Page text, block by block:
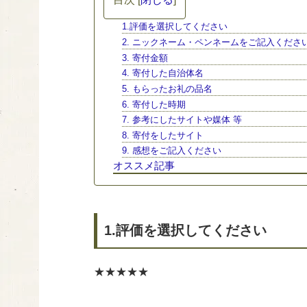
1.評価を選択してください
2. ニックネーム・ペンネームをご記入くださ
3. 寄付金額
4. 寄付した自治体名
5. もらったお礼の品名
6. 寄付した時期
7. 参考にしたサイトや媒体 等
8. 寄付をしたサイト
9. 感想をご記入ください
オススメ記事
1.評価を選択してください
★★★★★